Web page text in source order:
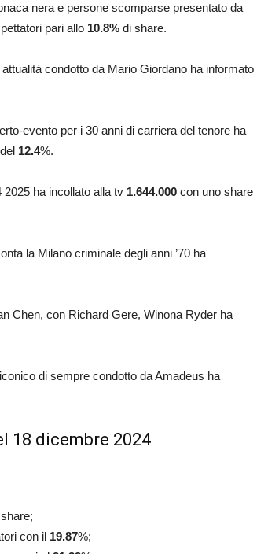
nera e persone scomparse presentato da
pari allo 10.8% di share.
condotto da Mario Giordano ha informato
evento per i 30 anni di carriera del tenore ha
12.4%.
2025 ha incollato alla tv 1.644.000 con uno share
la Milano criminale degli anni ’70 ha
Chen, con Richard Gere, Winona Ryder ha
di sempre condotto da Amadeus ha
18 dicembre 2024
con il 19.87%;